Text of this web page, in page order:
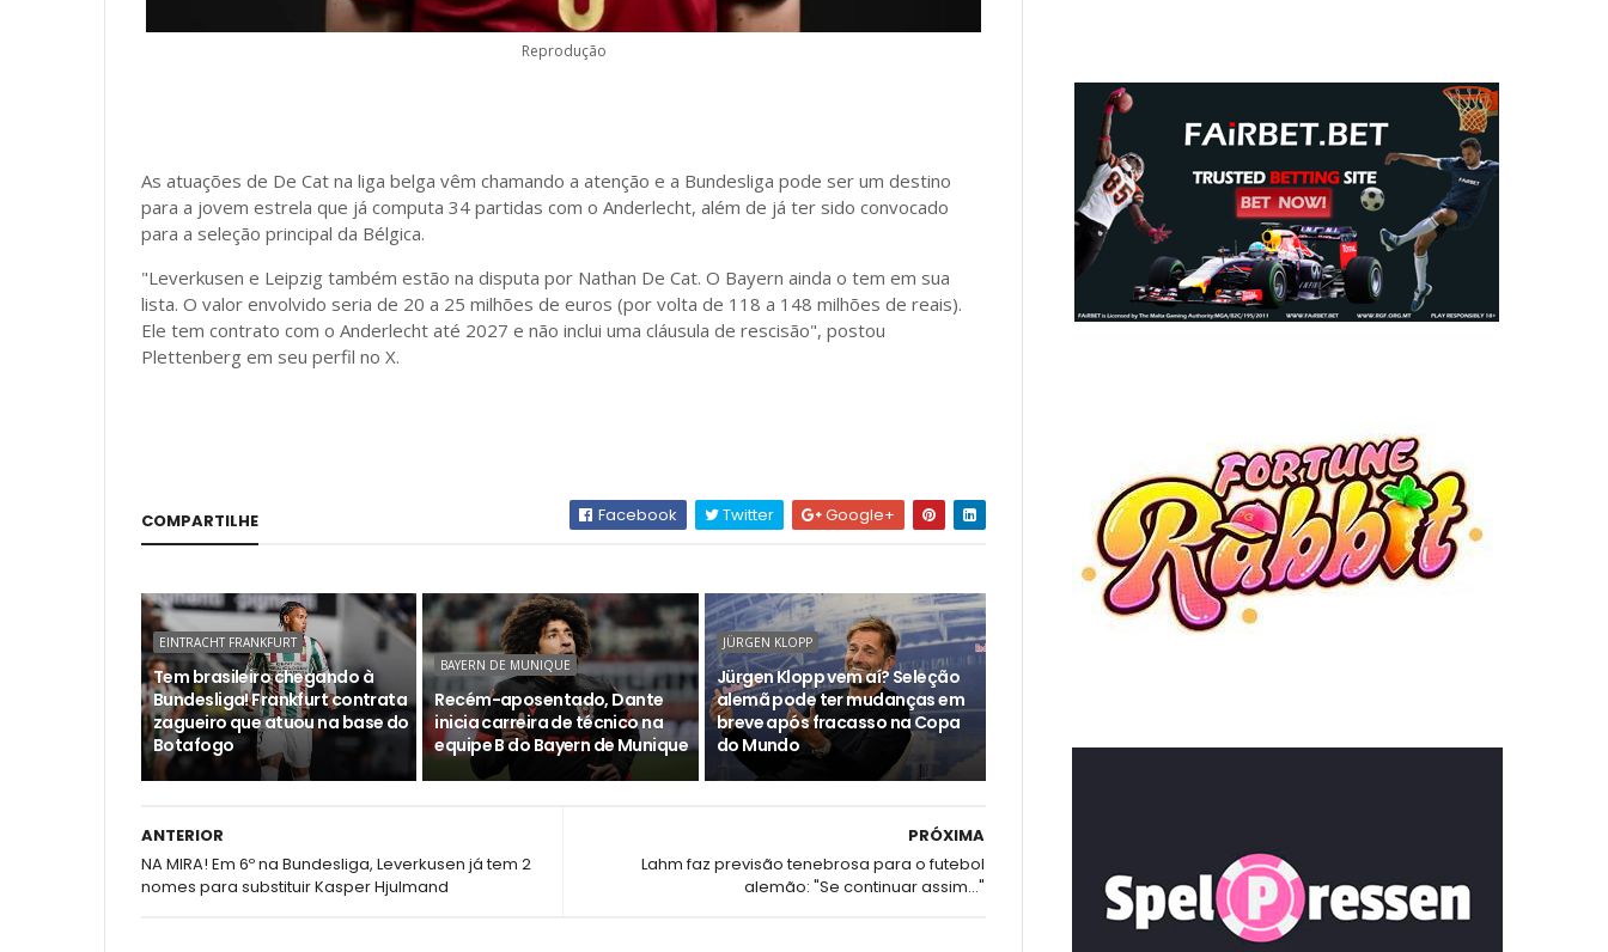
Reprodução
As atuações de De Cat na liga belga vêm chamando a atenção e a Bundesliga pode ser um destino
para a jovem estrela que já computa 34 partidas com o Anderlecht, além de já ter sido convocado
para a seleção principal da Bélgica.
"Leverkusen e Leipzig também estão na disputa por Nathan De Cat. O Bayern ainda o tem em sua
lista. O valor envolvido seria de 20 a 25 milhões de euros (por volta de 118 a 148 milhões de reais).
Ele tem contrato com o Anderlecht até 2027 e não inclui uma cláusula de rescisão", postou
Plettenberg em seu perfil no X.
COMPARTILHE Facebook Twitter Google+
EINTRACHT FRANKFURT
Tem brasileiro chegando à
Bundesliga! Frankfurt contrata
zagueiro que atuou na base do
Botafogo
BAYERN DE MUNIQUE
Recém-aposentado, Dante
inicia carreira de técnico na
equipe B do Bayern de Munique
JÜRGEN KLOPP
Jürgen Klopp vem aí? Seleção
alemã pode ter mudanças em
breve após fracasso na Copa
do Mundo
PRÓXIMA
Lahm faz previsão tenebrosa para o futebol
alemão: "Se continuar assim..."
ANTERIOR
NA MIRA! Em 6º na Bundesliga, Leverkusen já tem 2
nomes para substituir Kasper Hjulmand